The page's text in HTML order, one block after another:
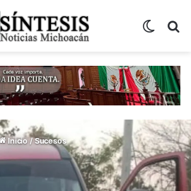
Inicio / Sucesos